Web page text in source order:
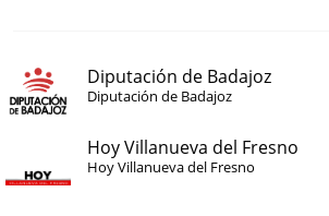
Diputación de Badajoz
Diputación de Badajoz
Hoy Villanueva del Fresno
Hoy Villanueva del Fresno